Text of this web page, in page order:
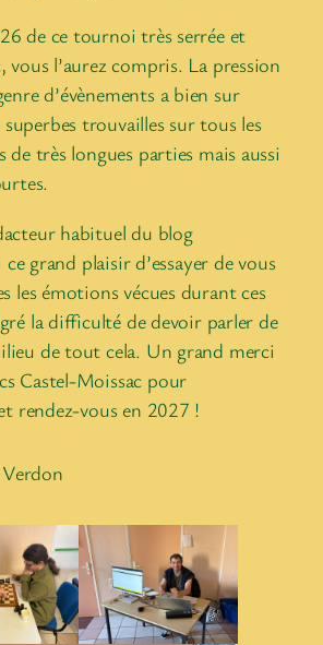
de ce tournoi très serrée et
vous l’aurez compris. La pression
d’évènements a bien sur
superbes trouvailles sur tous les
de très longues parties mais aussi
habituel du blog
ce grand plaisir d’essayer de vous
les émotions vécues durant ces
la difficulté de devoir parler de
de tout cela. Un grand merci
Castel-Moissac pour
rendez-vous en 2027 !